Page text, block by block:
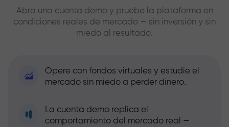
Abra una cuenta demo y pruebe la plataforma en
condiciones reales de mercado — sin inversión y sin
miedo al resultado.
Opere con fondos virtuales y estudie el
mercado sin miedo a perder dinero.
La cuenta demo replica el
comportamiento del mercado real —